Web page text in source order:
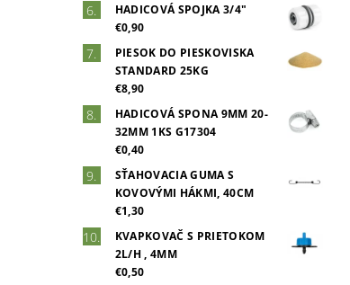
HADICOVÁ SPOJKA 3/4"
€0,90
PIESOK DO PIESKOVISKA
STANDARD 25KG
€8,90
HADICOVÁ SPONA 9MM 20-
32MM 1KS G17304
€0,40
SŤAHOVACIA GUMA S
KOVOVÝMI HÁKMI, 40CM
€1,30
KVAPKOVAČ S PRIETOKOM
2L/H , 4MM
€0,50